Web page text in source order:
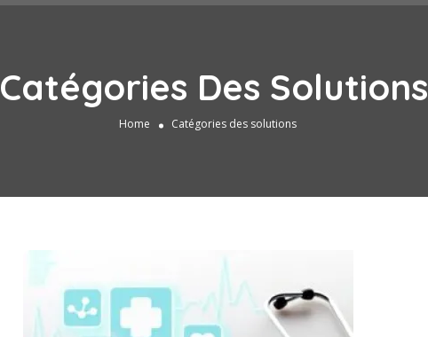
Catégories Des Solutions
Home Catégories des solutions